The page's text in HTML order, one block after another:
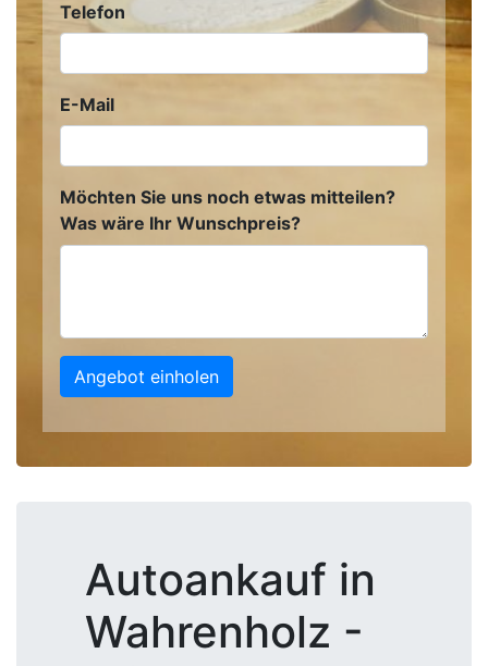
Telefon
E-Mail
Möchten Sie uns noch etwas mitteilen?
Was wäre Ihr Wunschpreis?
Angebot einholen
Autoankauf in
Wahrenholz -